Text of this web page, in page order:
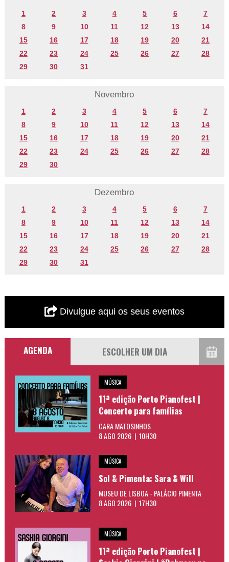
1 2 3 4 5 6
7
8
9 10 11 12 13
14
15
16 17 18 19 20
21
22
23 24 25 26 27
28
29
30 31
Novembro
1 2 3 4 5 6
7
8
9 10 11 12 13
14
15
16 17 18 19 20
21
22
23 24 25 26 27
28
29
30
Dezembro
1 2 3 4 5 6
7
8
9 10 11 12 13
14
15
16 17 18 19 20
21
22
23 24 25 26 27
28
29
30 31
Divulgue aqui os seus eventos
AGENDA
MÚSICA
11ª edição Porto Pianofest |
Concerto para famílias
CARA MATOSINHOS
8 AGO 2026 | 10H30
MÚSICA
Sol & Pimenta: Sara & Will
MUSEU DE LISBOA - PALÁCIO PIMENTA
8 AGO 2026 | 17H30
MÚSICA
11ª edição Porto Pianofest |